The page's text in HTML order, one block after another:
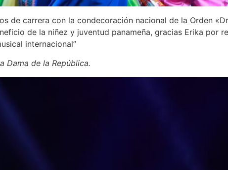
de carrera con la condecoración nacional de la Orden
de la niñez y juventud panameña, gracias Erika por
internacional”
Dama de la República.